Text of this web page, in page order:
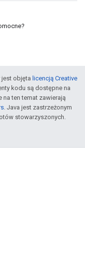
jest objęta licencją Creative
kodu są dostępne na
na ten temat zawierają
. Java jest zastrzeżonym
stowarzyszonych.